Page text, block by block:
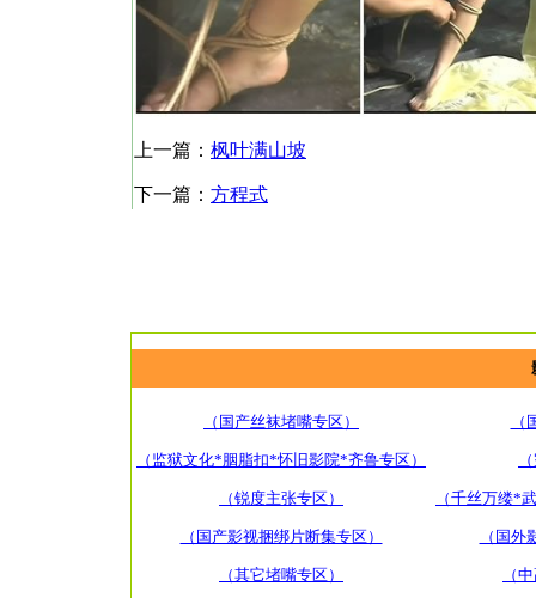
上一篇： 枫叶满山坡
下一篇： 方程式
（国产丝袜堵嘴专区）
（监狱文化*胭脂扣*怀旧影院*齐鲁专区）
（锐度主张专区） （千丝万缕*
（国产影视捆绑片断集专区） （国
（其它堵嘴专区） （